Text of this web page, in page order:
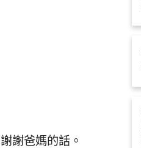
謝爸媽的話。